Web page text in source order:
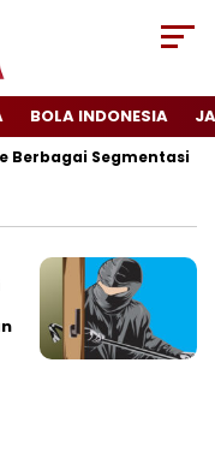
BOLA INDONESIA
Segmentasi